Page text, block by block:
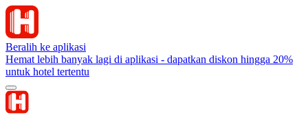
Beralih ke aplikasi
Hemat lebih banyak lagi di aplikasi - dapatkan diskon hingga 20%
untuk hotel tertentu